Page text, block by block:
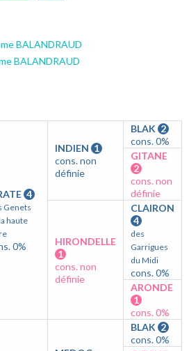
BALANDRAUD
BALANDRAUD
4
Genets
haute
0%
INDIEN 1
cons. non
définie
BLAK 2
cons. 0%
GITANE
2
cons. non
définie
HIRONDELLE
1
cons. non
définie
CLAIRON
4
des
Garrigues
du Midi
cons. 0%
ARONDE
1
cons. 0%
BLAK 2
cons. 0%